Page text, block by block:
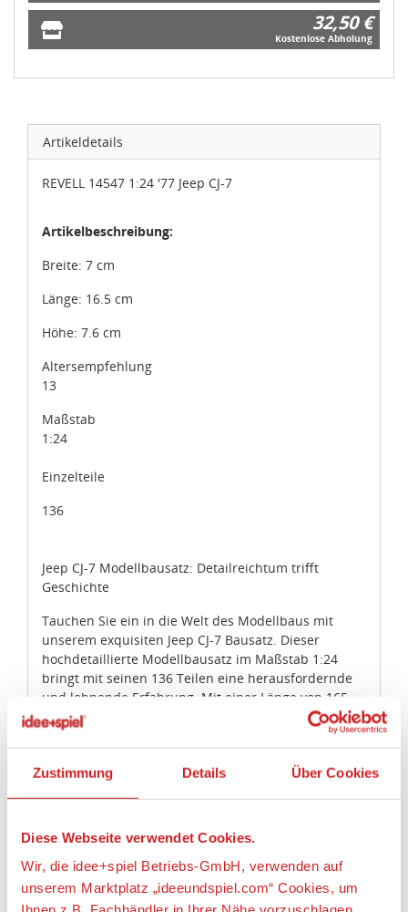
Zustimmung Details Über Cookies
Diese Webseite verwendet Cookies.
Wir, die idee+spiel Betriebs-GmbH, verwenden auf
unserem Marktplatz „ideeundspiel.com“ Cookies, um
32,50 €
Kostenlose Abholung
Artikeldetails
REVELL 14547 1:24 '77 Jeep CJ-7
Artikelbeschreibung:
Breite: 7 cm
Länge: 16.5 cm
Höhe: 7.6 cm
Altersempfehlung
13
Maßstab
1:24
Einzelteile
136
Jeep CJ-7 Modellbausatz: Detailreichtum trifft
Geschichte
Tauchen Sie ein in die Welt des Modellbaus mit
unserem exquisiten Jeep CJ-7 Bausatz. Dieser
hochdetaillierte Modellbausatz im Maßstab 1:24
bringt mit seinen 136 Teilen eine herausfordernde
und lohnende Erfahrung. Mit einer Länge von 165
mm, einer Breite von 70 mm und einer Höhe von 76
mm bildet dieser Bausatz das ikonische Fahrzeug
authentisch nach. Besonders geeignet für
Fortgeschrittene (Level 4), bietet dieser Bausatz eine
detailreiche Nachbildung des CJ-7, inklusive eines
Teilen.
Lieferumfang:
136 hochdetaillierte Bauteile
Optionales Hardtop-Dach und Standardtüren